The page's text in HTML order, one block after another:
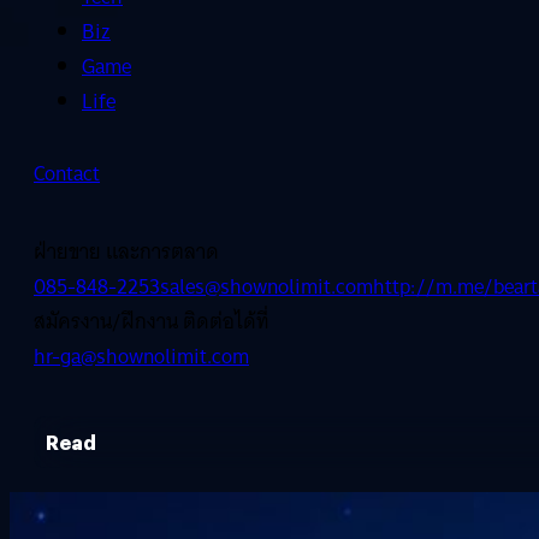
Biz
Game
Life
Contact
ฝ่ายขาย และการตลาด
085-848-2253sales@shownolimit.comhttp://m.me/
สมัครงาน/ฝึกงาน ติดต่อได้ที่
hr-ga@shownolimit.com
Read